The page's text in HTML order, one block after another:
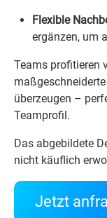
Flexible
ergänzen, um
Teams profitieren
überzeugen –
Teamprofil.
Das abgebildete
nicht käuflich
Jetzt